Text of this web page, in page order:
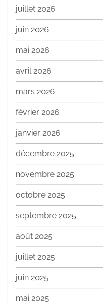
juillet 2026
juin 2026
mai 2026
avril 2026
mars 2026
février 2026
janvier 2026
décembre 2025
novembre 2025
octobre 2025
septembre 2025
août 2025
juillet 2025
juin 2025
mai 2025